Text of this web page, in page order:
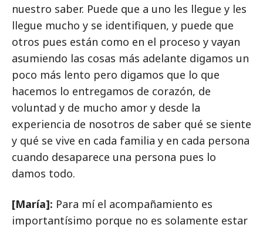
nuestro saber. Puede que a uno les llegue y les
llegue mucho y se identifiquen, y puede que
otros pues están como en el proceso y vayan
asumiendo las cosas más adelante digamos un
poco más lento pero digamos que lo que
hacemos lo entregamos de corazón, de
voluntad y de mucho amor y desde la
experiencia de nosotros de saber qué se siente
y qué se vive en cada familia y en cada persona
cuando desaparece una persona pues lo
damos todo.
[María]: Para mí el acompañamiento es
importantísimo porque no es solamente estar